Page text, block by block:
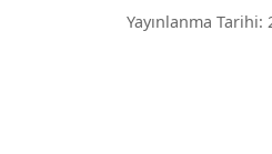
Yayınlanma Tarihi: